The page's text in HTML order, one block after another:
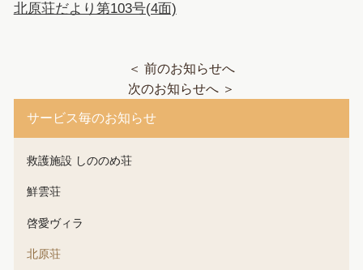
北原荘だより第103号(4面)
＜ 前のお知らせへ
次のお知らせへ ＞
サービス毎のお知らせ
救護施設 しののめ荘
鮮雲荘
啓愛ヴィラ
北原荘